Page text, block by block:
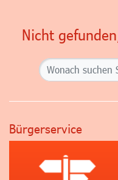
Nicht
Bürgerservice